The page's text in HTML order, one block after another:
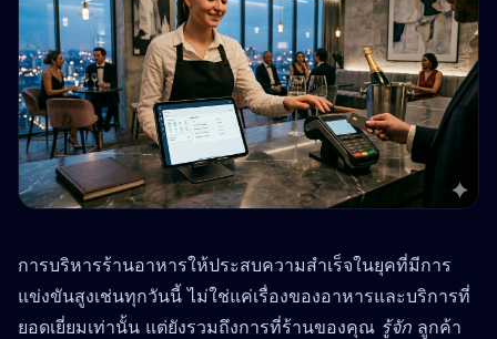
การบริหารร้านอาหารให้ประสบความสำเร็จในยุคที่มีการ
แข่งขันสูงเช่นทุกวันนี้ ไม่ใช่แค่เรื่องของอาหารและบริการที่
ยอดเยี่ยมเท่านั้น แต่ยังรวมถึงการที่ร้านของคุณ รู้จัก ลูกค้า